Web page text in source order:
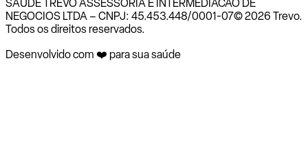
SAUDE TREVO ASSESSORIA E INTERMEDIACAO DE
NEGOCIOS LTDA – CNPJ: 45.453.448/0001-07© 2026 Trevo.
Todos os direitos reservados.
Desenvolvido com ❤️ para sua saúde